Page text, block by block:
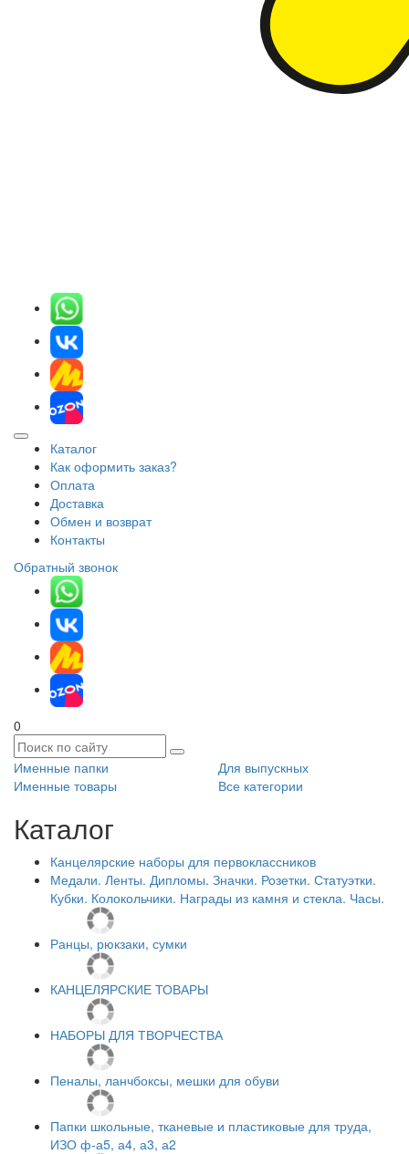
Каталог
Как оформить заказ?
Оплата
Доставка
Обмен и возврат
Контакты
Обратный звонок
0
Именные папки
Для выпускных
Именные товары
Все категории
Каталог
Канцелярские наборы для первоклассников
Медали. Ленты. Дипломы. Значки. Розетки. Статуэтки.
Кубки. Колокольчики. Награды из камня и стекла. Часы.
Ранцы, рюкзаки, сумки
КАНЦЕЛЯРСКИЕ ТОВАРЫ
НАБОРЫ ДЛЯ ТВОРЧЕСТВА
Пеналы, ланчбоксы, мешки для обуви
Папки школьные, тканевые и пластиковые для труда,
ИЗО ф-а5, а4, а3, а2